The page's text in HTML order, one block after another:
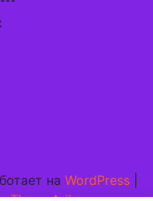
на WordPress